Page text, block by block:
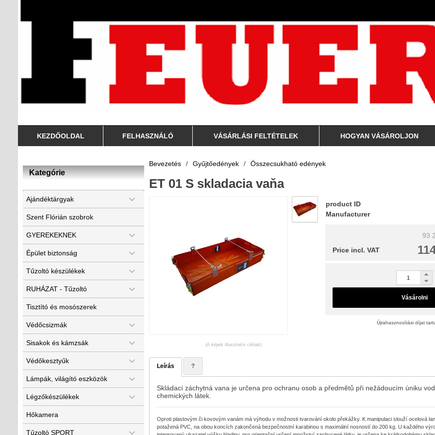
KEZDŐOLDAL FELHASZNÁLÓ VÁSÁRLÁSI FELTÉTELEK HOGYAN VÁSÁROLJON
Kategórie
Ajándéktárgyak
Szent Flórián szobrok
GYEREKEKNEK
Épület biztonság
Tűzoltó készülékek
RUHÁZAT - Tűzoltó
Tisztító és mosószerek
Védőcsizmák
Sisakok és kámzsák
Védőkesztyűk
Lámpák, világító eszközök
Légzőkészülékek
Hőkamera
Tűzoltó SPORT
Bevezetés / Gyűjtőedények / Összecsukható edények
ET 01 S skladacia vaňa
(A képek illusztratív célúak)
product ID
Manufacturer
93
Price incl. VAT
Vásárolni
Újrahasznosítási díjat
Leírás ?
Skládací záchytná vana je určena pro ochranu osob a předmětů při nežádoucím úniku
chemických látek.
Oproti plastovým či kovovým vanám má výhodu v možnosti tvarování okolo překážky. K manipulaci slouží ocelová
potažená PVC, na obou koncích zakončená bezpečnostní karabinou s maximální nosností do 200 kg. U každého